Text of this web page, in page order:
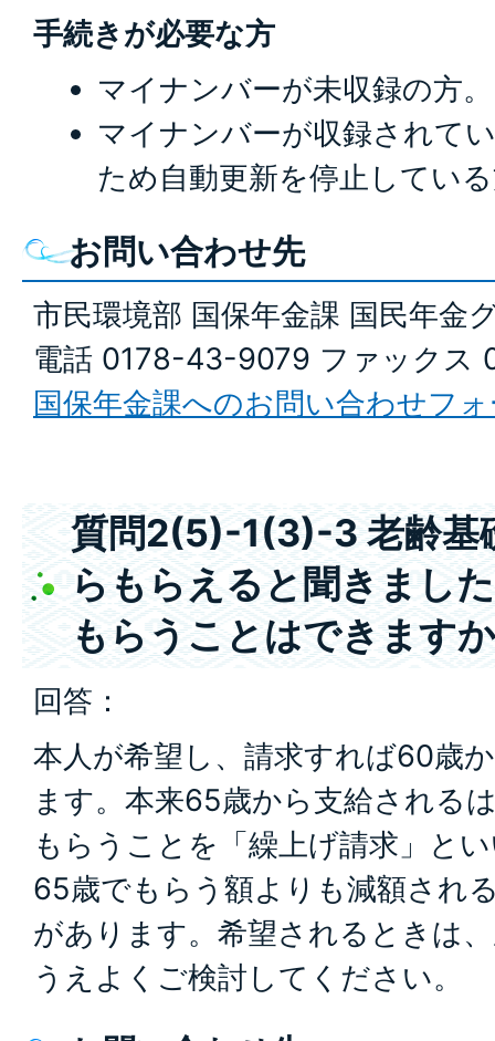
手続きが必要な方
マイナンバーが未収録の方。
マイナンバーが収録されて
ため自動更新を停止してい
お問い合わせ先
市民環境部 国保年金課 国民年金
電話 0178-43-9079 ファックス
国保年金課へのお問い合わせフ
質問2(5)-1(3)-3 老齢基
らもらえると聞きまし
もらうことはできます
回答：
本人が希望し、請求すれば60歳
ます。本来65歳から支給される
もらうことを「繰上げ請求」と
65歳でもらう額よりも減額され
があります。希望されるときは
うえよくご検討してください。